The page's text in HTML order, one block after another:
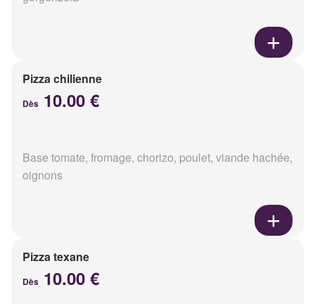
Pizza chilienne
Dès 10.00 €
Base tomate, fromage, chorizo, poulet, viande hachée,
oignons
Pizza texane
Dès 10.00 €